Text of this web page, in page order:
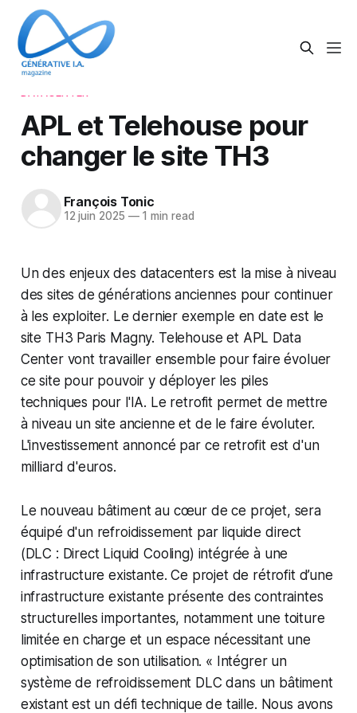
APL et Telehouse pour
changer le site TH3
François Tonic
12 juin 2025 —1 min read
Un des enjeux des datacenters est la mise à niveau
des sites de générations anciennes pour continuer
à les exploiter. Le dernier exemple en date est le
site TH3 Paris Magny. Telehouse et APL Data
Center vont travailler ensemble pour faire évoluer
ce site pour pouvoir y déployer les piles
techniques pour l'IA. Le retrofit permet de mettre
à niveau un site ancienne et de le faire évoluter.
L'investissement annoncé par ce retrofit est d'un
milliard d'euros.
Le nouveau bâtiment au cœur de ce projet, sera
équipé d'un refroidissement par liquide direct
(DLC : Direct Liquid Cooling) intégrée à une
infrastructure existante. Ce projet de rétrofit d’une
infrastructure existante présente des contraintes
structurelles importantes, notamment une toiture
limitée en charge et un espace nécessitant une
optimisation de son utilisation. « Intégrer un
système de refroidissement DLC dans un bâtiment
existant est un défi technique de taille. Nous avons